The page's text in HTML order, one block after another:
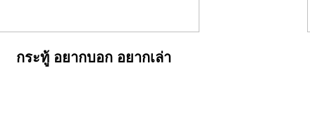
กระทู้ อยากบอก อยากเล่า